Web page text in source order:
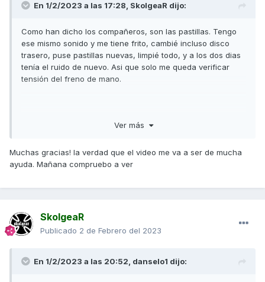
En 1/2/2023 a las 17:28, SkolgeaR dijo:
Como han dicho los compañeros, son las pastillas. Tengo
ese mismo sonido y me tiene frito, cambié incluso disco
trasero, puse pastillas nuevas, limpié todo, y a los dos dias
tenía el ruido de nuevo. Asi que solo me queda verificar
tensión del freno de mano.
parado. Pero vamos, que es eso, las pastillas.
Por si te fuera útil te dejo este video de mi canal, aunque
Ver más
Muchas gracias! la verdad que el video me va a ser de mucha
ayuda. Mañana compruebo a ver
SkolgeaR
Publicado 2 de Febrero del 2023
En 1/2/2023 a las 20:52, danselo1 dijo: